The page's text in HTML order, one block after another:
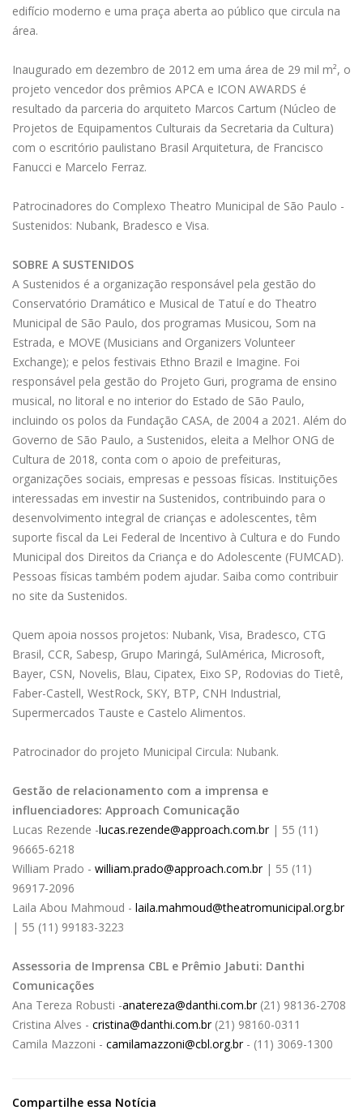
edifício moderno e uma praça aberta ao público que circula na
área.
Inaugurado em dezembro de 2012 em uma área de 29 mil m², o
projeto vencedor dos prêmios APCA e ICON AWARDS é
resultado da parceria do arquiteto Marcos Cartum (Núcleo de
Projetos de Equipamentos Culturais da Secretaria da Cultura)
com o escritório paulistano Brasil Arquitetura, de Francisco
Fanucci e Marcelo Ferraz.
Patrocinadores do Complexo Theatro Municipal de São Paulo -
Sustenidos: Nubank, Bradesco e Visa.
SOBRE A SUSTENIDOS
A Sustenidos é a organização responsável pela gestão do
Conservatório Dramático e Musical de Tatuí e do Theatro
Municipal de São Paulo, dos programas Musicou, Som na
Estrada, e MOVE (Musicians and Organizers Volunteer
Exchange); e pelos festivais Ethno Brazil e Imagine. Foi
responsável pela gestão do Projeto Guri, programa de ensino
musical, no litoral e no interior do Estado de São Paulo,
incluindo os polos da Fundação CASA, de 2004 a 2021. Além do
Governo de São Paulo, a Sustenidos, eleita a Melhor ONG de
Cultura de 2018, conta com o apoio de prefeituras,
organizações sociais, empresas e pessoas físicas. Instituições
interessadas em investir na Sustenidos, contribuindo para o
desenvolvimento integral de crianças e adolescentes, têm
suporte fiscal da Lei Federal de Incentivo à Cultura e do Fundo
Municipal dos Direitos da Criança e do Adolescente (FUMCAD).
Pessoas físicas também podem ajudar. Saiba como contribuir
no site da Sustenidos.
Quem apoia nossos projetos: Nubank, Visa, Bradesco, CTG
Brasil, CCR, Sabesp, Grupo Maringá, SulAmérica, Microsoft,
Bayer, CSN, Novelis, Blau, Cipatex, Eixo SP, Rodovias do Tietê,
Faber-Castell, WestRock, SKY, BTP, CNH Industrial,
Supermercados Tauste e Castelo Alimentos.
Patrocinador do projeto Municipal Circula: Nubank.
Gestão de relacionamento com a imprensa e
influenciadores: Approach Comunicação
Lucas Rezende -lucas.rezende@approach.com.br| 55 (11)
96665-6218
William Prado - william.prado@approach.com.br| 55 (11)
96917-2096
Laila Abou Mahmoud - laila.mahmoud@theatromunicipal.org.br
| 55 (11) 99183-3223
Assessoria de Imprensa CBL e Prêmio Jabuti: Danthi
Comunicações
Ana Tereza Robusti -anatereza@danthi.com.br(21) 98136-2708
Cristina Alves - cristina@danthi.com.br(21) 98160-0311
Camila Mazzoni - camilamazzoni@cbl.org.br- (11) 3069-1300
Compartilhe essa Notícia